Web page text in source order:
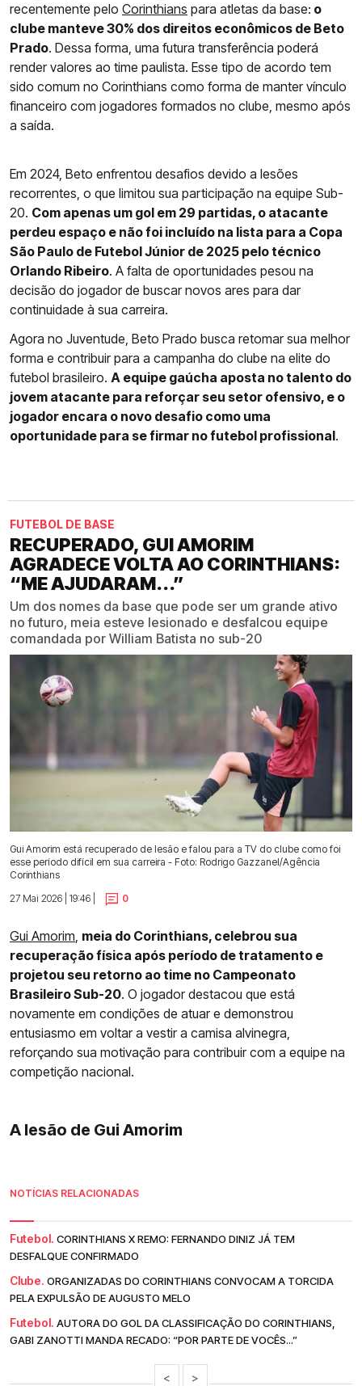
recentemente pelo Corinthians para atletas da base: o
clube manteve 30% dos direitos econômicos de Beto
Prado. Dessa forma, uma futura transferência poderá
render valores ao time paulista. Esse tipo de acordo tem
sido comum no Corinthians como forma de manter vínculo
financeiro com jogadores formados no clube, mesmo após
a saída.
Em 2024, Beto enfrentou desafios devido a lesões
recorrentes, o que limitou sua participação na equipe Sub-
20. Com apenas um gol em 29 partidas, o atacante
perdeu espaço e não foi incluído na lista para a Copa
São Paulo de Futebol Júnior de 2025 pelo técnico
Orlando Ribeiro. A falta de oportunidades pesou na
decisão do jogador de buscar novos ares para dar
continuidade à sua carreira.
Agora no Juventude, Beto Prado busca retomar sua melhor
forma e contribuir para a campanha do clube na elite do
futebol brasileiro. A equipe gaúcha aposta no talento do
jovem atacante para reforçar seu setor ofensivo, e o
jogador encara o novo desafio como uma
oportunidade para se firmar no futebol profissional.
FUTEBOL DE BASE
RECUPERADO, GUI AMORIM
AGRADECE VOLTA AO CORINTHIANS:
“ME AJUDARAM...”
Um dos nomes da base que pode ser um grande ativo
no futuro, meia esteve lesionado e desfalcou equipe
comandada por William Batista no sub-20
Gui Amorim está recuperado de lesão e falou para a TV do clube como foi
esse período difícil em sua carreira - Foto: Rodrigo Gazzanel/Agência
Corinthians
27 Mai 2026 | 19:46 |
0
Gui Amorim meia do Corinthians, celebrou sua
recuperação física após período de tratamento e
projetou seu retorno ao time no Campeonato
Brasileiro Sub-20. O jogador destacou que está
novamente em condições de atuar e demonstrou
entusiasmo em voltar a vestir a camisa alvinegra,
reforçando sua motivação para contribuir com a equipe na
competição nacional.
A lesão de Gui Amorim
NOTÍCIAS RELACIONADAS
Futebol. CORINTHIANS X REMO: FERNANDO DINIZ JÁ TEM
DESFALQUE CONFIRMADO
Clube. ORGANIZADAS DO CORINTHIANS CONVOCAM A TORCIDA
PELA EXPULSÃO DE AUGUSTO MELO
Futebol. AUTORA DO GOL DA CLASSIFICAÇÃO DO CORINTHIANS,
GABI ZANOTTI MANDA RECADO: “POR PARTE DE VOCÊS...”
< >